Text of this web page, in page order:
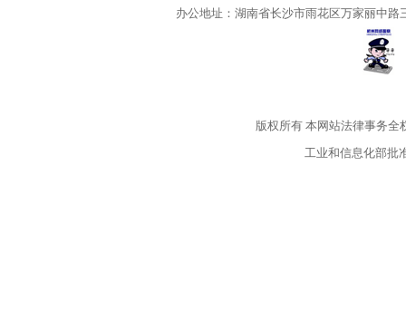
办公地址：湖南省长沙市雨花区万家丽中
版权所有本网站法律事务全
工业和信息化部批